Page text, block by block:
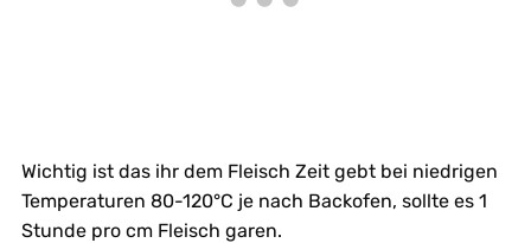
Wichtig ist das ihr dem Fleisch Zeit gebt bei niedrigen
Temperaturen 80-120°C je nach Backofen, sollte es 1
Stunde pro cm Fleisch garen.